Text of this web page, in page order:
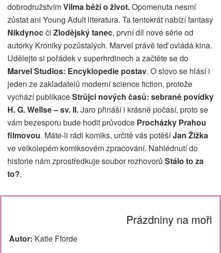
dobrodružstvímVilma běží o život.Opomenuta nesmí
zůstat ani Young Adult literatura. Ta tentokrát nabízí fantasy
Nikdynocči Zlodějský tanec, první díl nové série od
autorky Kroniky pozůstalých. Marvel právě teď ovládá kina.
Udělejte si pořádek v superhrdinech a začtěte se do
Marvel Studios: Encyklopedie postav. O slovo se hlásí i
jeden ze zakladatelů moderní science fiction, protože
vychází publikaceStrůjci nových časů: sebrané povídky
H. G. Wellse – sv. II.Jaro přináší i krásné počasí, proto se
vám bezesporu bude hodit průvodce Procházky Prahou
filmovou. Máte-li rádi komiks, určitě vás potěšíJan Žižka
ve velkolepém komiksovém zpracování. Nahlédnutí do
historie nám zprostředkuje soubor rozhovorů Stálo to za
to?.
Prázdniny na moři
Autor: Katie Fforde